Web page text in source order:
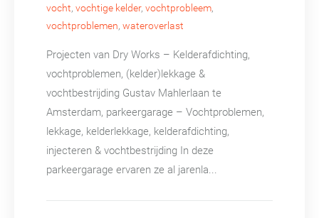
vocht, vochtige kelder, vochtprobleem,
vochtproblemen, wateroverlast
Projecten van Dry Works – Kelderafdichting,
vochtproblemen, (kelder)lekkage &
vochtbestrijding​ Gustav Mahlerlaan te
Amsterdam, parkeergarage – Vochtproblemen,
lekkage, kelderlekkage, kelderafdichting,
injecteren & vochtbestrijding​ In deze
parkeergarage ervaren ze al jarenla...